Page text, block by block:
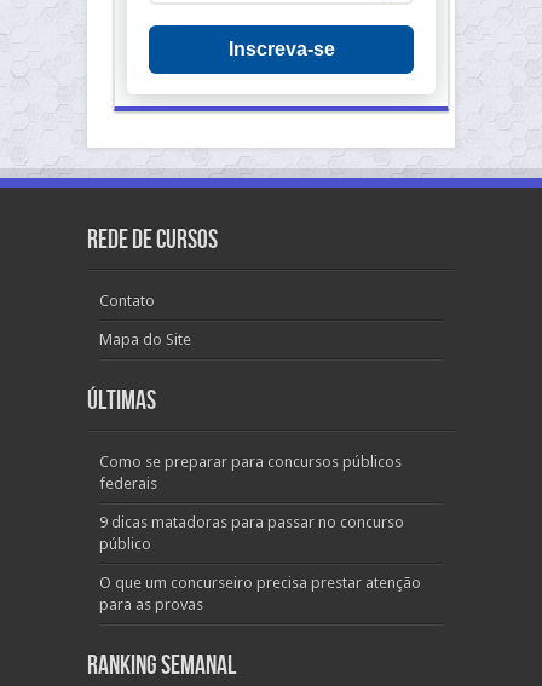
Inscreva-se
Rede de Cursos
Contato
Mapa do Site
Últimas
Como se preparar para concursos públicos
federais
9 dicas matadoras para passar no concurso
público
O que um concurseiro precisa prestar atenção
para as provas
Ranking Semanal